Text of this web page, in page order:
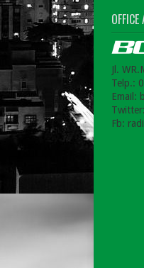
Jl.
Telp.:
Email:
Fb: